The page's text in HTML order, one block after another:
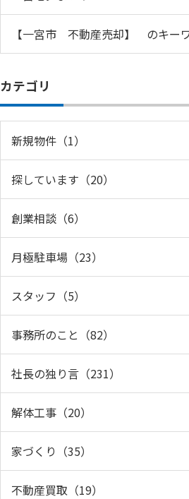
【一宮市 不動産売却】 のキー
カテゴリ
新規物件（1）
探しています（20）
創業相談（6）
月極駐車場（23）
スタッフ（5）
事務所のこと（82）
社長の独り言（231）
解体工事（20）
家づくり（35）
不動産買取（19）